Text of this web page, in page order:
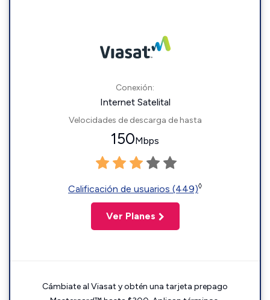
Conexión:
Internet Satelital
Velocidades de descarga de hasta
150Mbps
Calificación de usuarios (449)◊
Ver Planes
Cámbiate al Viasat y obtén una tarjeta prepago